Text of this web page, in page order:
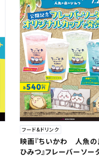
フード&ドリンク
映画『ちいかわ 人魚の
ひみつ』フレーバーソー